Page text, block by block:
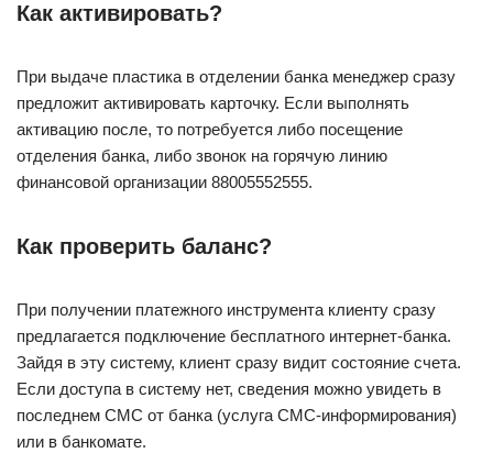
Как активировать?
При выдаче пластика в отделении банка менеджер сразу
предложит активировать карточку. Если выполнять
активацию после, то потребуется либо посещение
отделения банка, либо звонок на горячую линию
финансовой организации 88005552555.
Как проверить баланс?
При получении платежного инструмента клиенту сразу
предлагается подключение бесплатного интернет-банка.
Зайдя в эту систему, клиент сразу видит состояние счета.
Если доступа в систему нет, сведения можно увидеть в
последнем СМС от банка (услуга СМС-информирования)
или в банкомате.